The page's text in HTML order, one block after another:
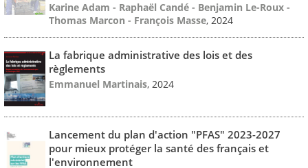
Karine Adam - Raphaël Candé - Benjamin Le-Roux -
Thomas Marcon - François Masse, 2024
La fabrique administrative des lois et des
règlements
Emmanuel Martinais, 2024
Lancement du plan d'action "PFAS" 2023-2027
pour mieux protéger la santé des français et
l'environnement